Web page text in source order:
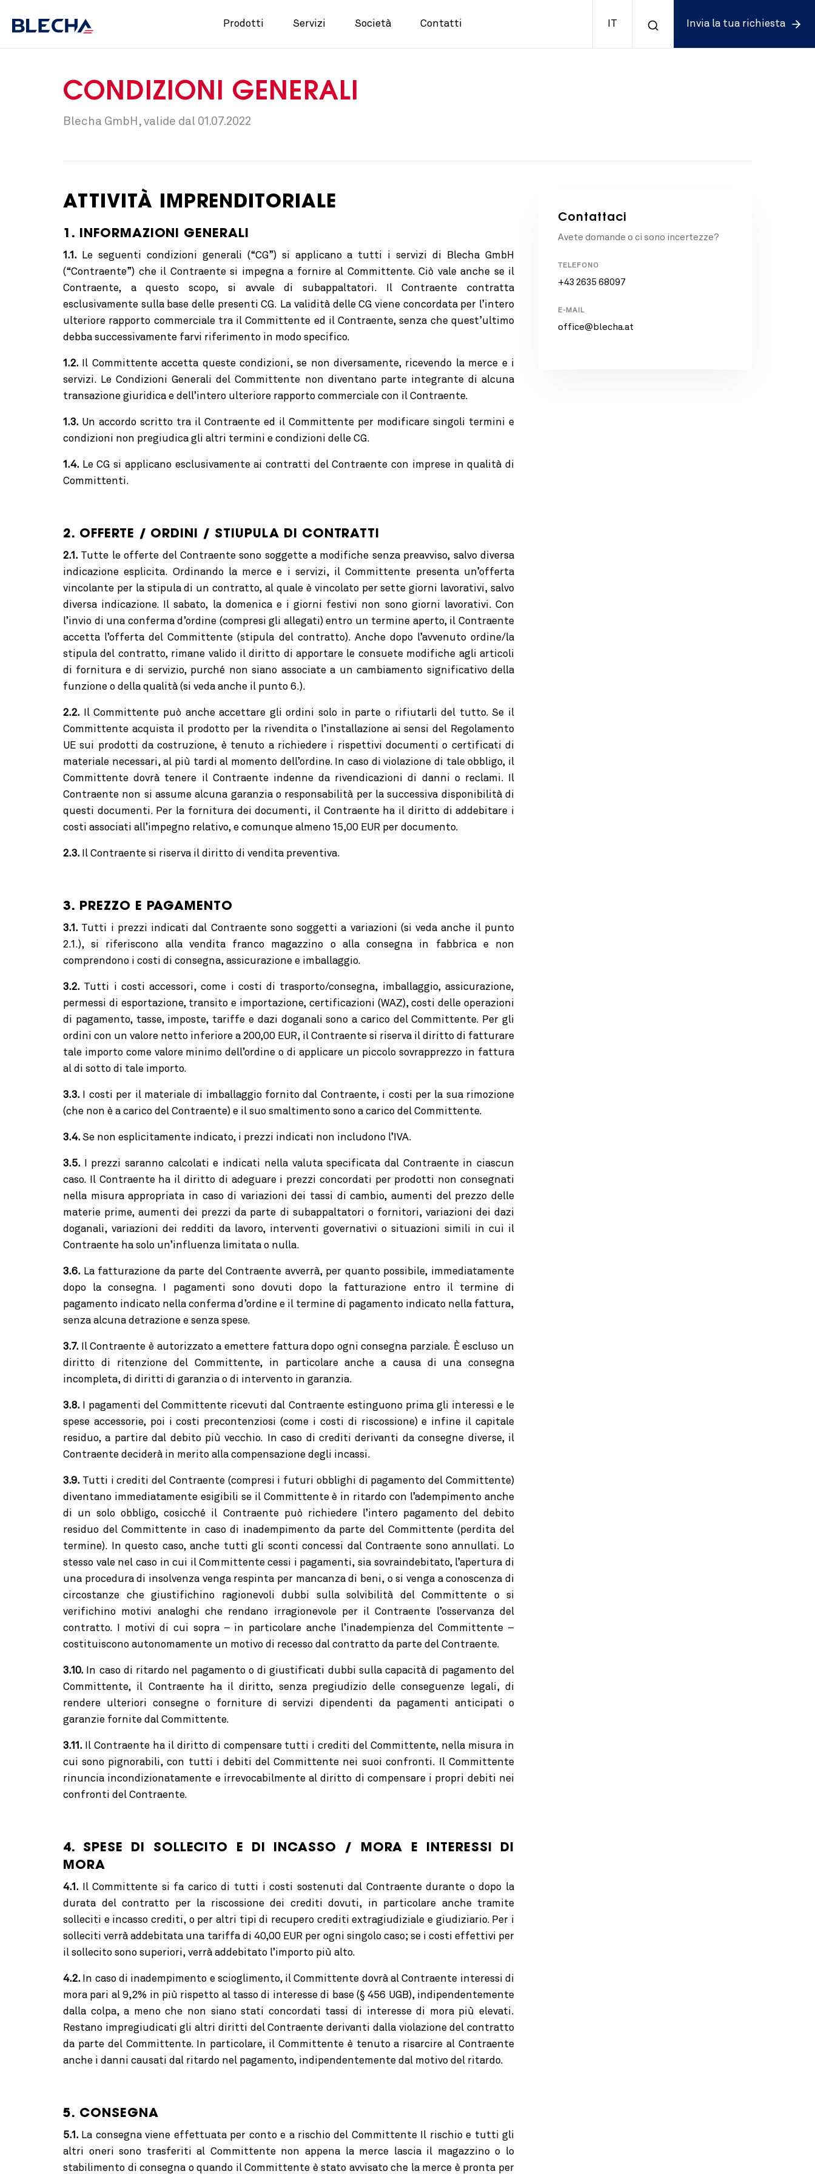
Prodotti Servizi Società Contatti IT Invia la tua richiesta
CONDIZIONI GENERALI
Blecha GmbH, valide dal 01.07.2022
ATTIVITÀ IMPRENDITORIALE
1. INFORMAZIONI GENERALI
1.1.
Le seguenti condizioni generali (“CG”) si applicano a tutti i servizi di Blecha GmbH
(“Contraente”) che il Contraente si impegna a fornire al Committente. Ciò vale anche se il
Contraente, a questo scopo, si avvale di subappaltatori. Il Contraente contratta
esclusivamente sulla base delle presenti CG. La validità delle CG viene concordata per l’intero
ulteriore rapporto commerciale tra il Committente ed il Contraente, senza che quest’ultimo
debba successivamente farvi riferimento in modo specifico.
1.2.
Il Committente accetta queste condizioni, se non diversamente, ricevendo la merce e i
servizi. Le Condizioni Generali del Committente non diventano parte integrante di alcuna
transazione giuridica e dell’intero ulteriore rapporto commerciale con il Contraente.
1.3. Un accordo scritto tra il Contraente ed il Committente per modificare singoli termini e
condizioni non pregiudica gli altri termini e condizioni delle CG.
1.4. Le CG si applicano esclusivamente ai contratti del Contraente con imprese in qualità di
Committenti.
2. OFFERTE / ORDINI / STIUPULA DI CONTRATTI
2.1. Tutte le offerte del Contraente sono soggette a modifiche senza preavviso, salvo diversa
indicazione esplicita. Ordinando la merce e i servizi, il Committente presenta un’offerta
vincolante per la stipula di un contratto, al quale è vincolato per sette giorni lavorativi, salvo
diversa indicazione. Il sabato, la domenica e i giorni festivi non sono giorni lavorativi. Con
l’invio di una conferma d’ordine (compresi gli allegati) entro un termine aperto, il Contraente
accetta l’offerta del Committente (stipula del contratto). Anche dopo l’avvenuto ordine/la
stipula del contratto, rimane valido il diritto di apportare le consuete modifiche agli articoli
di fornitura e di servizio, purché non siano associate a un cambiamento significativo della
funzione o della qualità (si veda anche il punto 6.).
2.2.
Il Committente può anche accettare gli ordini solo in parte o rifiutarli del tutto. Se il
Committente acquista il prodotto per la rivendita o l’installazione ai sensi del Regolamento
UE sui prodotti da costruzione, è tenuto a richiedere i rispettivi documenti o certificati di
materiale necessari, al più tardi al momento dell’ordine. In caso di violazione di tale obbligo, il
Committente dovrà tenere il Contraente indenne da rivendicazioni di danni o reclami. Il
Contraente non si assume alcuna garanzia o responsabilità per la successiva disponibilità di
questi documenti. Per la fornitura dei documenti, il Contraente ha il diritto di addebitare i
costi associati all’impegno relativo, e comunque almeno 15,00 EUR per documento.
2.3. Il Contraente si riserva il diritto di vendita preventiva.
3. PREZZO E PAGAMENTO
3.1. Tutti i prezzi indicati dal Contraente sono soggetti a variazioni (si veda anche il punto
2.1.), si riferiscono alla vendita franco magazzino o alla consegna in fabbrica e non
comprendono i costi di consegna, assicurazione e imballaggio.
3.2. Tutti i costi accessori, come i costi di trasporto/consegna, imballaggio, assicurazione,
permessi di esportazione, transito e importazione, certificazioni (WAZ), costi delle operazioni
di pagamento, tasse, imposte, tariffe e dazi doganali sono a carico del Committente. Per gli
ordini con un valore netto inferiore a 200,00 EUR, il Contraente si riserva il diritto di fatturare
tale importo come valore minimo dell’ordine o di applicare un piccolo sovrapprezzo in fattura
al di sotto di tale importo.
3.3.
I costi per il materiale di imballaggio fornito dal Contraente, i costi per la sua rimozione
(che non è a carico del Contraente) e il suo smaltimento sono a carico del Committente.
3.4. Se non esplicitamente indicato, i prezzi indicati non includono l’IVA.
3.5.
I prezzi saranno calcolati e indicati nella valuta specificata dal Contraente in ciascun
caso. Il Contraente ha il diritto di adeguare i prezzi concordati per prodotti non consegnati
nella misura appropriata in caso di variazioni dei tassi di cambio, aumenti del prezzo delle
materie prime, aumenti dei prezzi da parte di subappaltatori o fornitori, variazioni dei dazi
doganali, variazioni dei redditi da lavoro, interventi governativi o situazioni simili in cui il
Contraente ha solo un’influenza limitata o nulla.
3.6. La fatturazione da parte del Contraente avverrà, per quanto possibile, immediatamente
dopo la consegna. I pagamenti sono dovuti dopo la fatturazione entro il termine di
pagamento indicato nella conferma d’ordine e il termine di pagamento indicato nella fattura,
senza alcuna detrazione e senza spese.
3.7. Il Contraente è autorizzato a emettere fattura dopo ogni consegna parziale. È escluso un
diritto di ritenzione del Committente, in particolare anche a causa di una consegna
incompleta, di diritti di garanzia o di intervento in garanzia.
3.8.
I pagamenti del Committente ricevuti dal Contraente estinguono prima gli interessi e le
spese accessorie, poi i costi precontenziosi (come i costi di riscossione) e infine il capitale
residuo, a partire dal debito più vecchio.
In caso di crediti derivanti da consegne diverse, il
Contraente deciderà in merito alla compensazione degli incassi.
3.9. Tutti i crediti del Contraente (compresi i futuri obblighi di pagamento del Committente)
diventano immediatamente esigibili se il Committente è in ritardo con l’adempimento anche
di un solo obbligo, cosicché il Contraente può richiedere l’intero pagamento del debito
residuo del Committente in caso di inadempimento da parte del Committente (perdita del
termine). In questo caso, anche tutti gli sconti concessi dal Contraente sono annullati. Lo
stesso vale nel caso in cui il Committente cessi i pagamenti, sia sovraindebitato, l’apertura di
una procedura di insolvenza venga respinta per mancanza di beni, o si venga a conoscenza di
circostanze che giustifichino ragionevoli dubbi sulla solvibilità del Committente o si
verifichino motivi analoghi che rendano irragionevole per il Contraente l’osservanza del
contratto. I motivi di cui sopra – in particolare anche l’inadempienza del Committente –
costituiscono autonomamente un motivo di recesso dal contratto da parte del Contraente.
3.10.
In caso di ritardo nel pagamento o di giustificati dubbi sulla capacità di pagamento del
Committente, il Contraente ha il diritto, senza pregiudizio delle conseguenze legali, di
rendere ulteriori consegne o forniture di servizi dipendenti da pagamenti anticipati o
garanzie fornite dal Committente.
3.11.
Il Contraente ha il diritto di compensare tutti i crediti del Committente, nella misura in
cui sono pignorabili, con tutti i debiti del Committente nei suoi confronti.
Il Committente
rinuncia incondizionatamente e irrevocabilmente al diritto di compensare i propri debiti nei
confronti del Contraente.
4. SPESE DI SOLLECITO E DI INCASSO / MORA E INTERESSI DI
MORA
4.1.
Il Committente si fa carico di tutti i costi sostenuti dal Contraente durante o dopo la
durata del contratto per la riscossione dei crediti dovuti, in particolare anche tramite
solleciti e incasso crediti, o per altri tipi di recupero crediti extragiudiziale e giudiziario. Per i
solleciti verrà addebitata una tariffa di 40,00 EUR per ogni singolo caso; se i costi effettivi per
il sollecito sono superiori, verrà addebitato l’importo più alto.
4.2. In caso di inadempimento e scioglimento, il Committente dovrà al Contraente interessi di
mora pari al 9,2% in più rispetto al tasso di interesse di base (§ 456 UGB), indipendentemente
dalla colpa, a meno che non siano stati concordati tassi di interesse di mora più elevati.
Restano impregiudicati gli altri diritti del Contraente derivanti dalla violazione del contratto
da parte del Committente. In particolare, il Committente è tenuto a risarcire al Contraente
anche i danni causati dal ritardo nel pagamento, indipendentemente dal motivo del ritardo.
5. CONSEGNA
5.1. La consegna viene effettuata per conto e a rischio del Committente Il rischio e tutti gli
altri oneri sono trasferiti al Committente non appena la merce lascia il magazzino o lo
stabilimento di consegna o quando il Committente è stato avvisato che la merce è pronta per
Contattaci
Avete domande o ci sono incertezze?
TELEFONO
+43 2635 68097
E-MAIL
office@blecha.at